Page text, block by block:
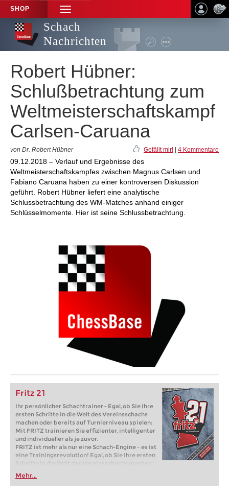
SHOP
TOGGLE
NAVIGATION
Schach
Nachrichten
Robert Hübner:
Schlußbetrachtung zum
Weltmeisterschaftskampf
Carlsen-Caruana
von Dr. Robert Hübner Gefällt mir! 4 Kommentare
09.12.2018 – Verlauf und Ergebnisse des
Weltmeisterschaftskampfes zwischen Magnus Carlsen und
Fabiano Caruana haben zu einer kontroversen Diskussion
geführt. Robert Hübner liefert eine analytische
Schlussbetrachtung des WM-Matches anhand einiger
Schlüsselmomente. Hier ist seine Schlussbetrachtung.
Fritz 21
Ihr persönlicher Schachtrainer - Egal, ob Sie Ihre
ersten Schritte in die Welt des Vereinsschachs
machen oder bereits auf Turnierniveau spielen:
Mit FRITZ trainieren Sie effizienter, intelligenter
und individueller als je zuvor.
FRITZ ist mehr als nur eine Schach-Engine – es ist
eine Trainingsrevolution! Egal, ob Sie Ihre ersten
Schritte in die Welt des Vereinsschachs machen
oder bereits auf Turnierniveau spielen: Mit
FRITZ trainieren Sie effizienter, intelligenter und
individueller als je zuvor.
Mehr...